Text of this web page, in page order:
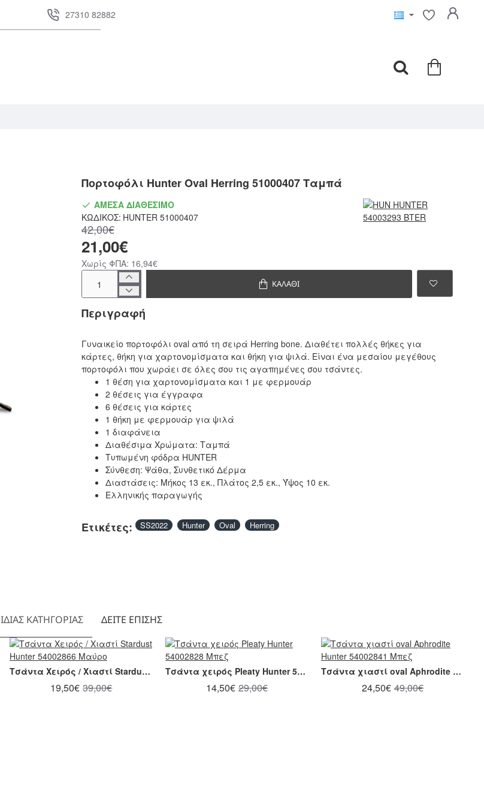
27310 82882
Πορτοφόλι Hunter Oval Herring 51000407 Ταμπά
ΆΜΕΣΑ ΔΙΑΘΈΣΙΜΟ
ΚΩΔΙΚΌΣ: HUNTER 51000407
21,00€
42,00€
Χωρίς ΦΠΑ: 16,94€
ΚΑΛΆΘΙ
Περιγραφή
Γυναικείο πορτοφόλι oval από τη σειρά Herring bone. Διαθέτει πολλές θήκες για
κάρτες, θήκη για χαρτονομίσματα και θήκη για ψιλά. Είναι ένα μεσαίου μεγέθους
πορτοφόλι που χωράει σε όλες σου τις αγαπημένες σου τσάντες.
1 θέση για χαρτονομίσματα και 1 με φερμουάρ
2 θέσεις για έγγραφα
6 θέσεις για κάρτες
1 θήκη με φερμουάρ για ψιλά
1 διαφάνεια
Διαθέσιμα Χρώματα: Ταμπά
Τυπωμένη φόδρα HUNTER
Σύνθεση: Ψάθα, Συνθετικό Δέρμα
Διαστάσεις: Μήκος 13 εκ., Πλάτος 2,5 εκ., Ύψος 10 εκ.
Ελληνικής παραγωγής
Ετικέτες: SS2022 Hunter Oval Herring
ΊΔΙΑΣ ΚΑΤΗΓΟΡΊΑΣ ΔΕΊΤΕ ΕΠΊΣΗΣ
Τσάντα Χειρός / Χιαστί Stardust Hunter 54002866 Μαύρο
19,50€ 39,00€
Τσάντα χειρός Pleaty Hunter 54002828 Μπεζ
14,50€ 29,00€
Τσάντα χιαστί oval Aphrodite Hunter 54002841 Μπεζ
24,50€ 49,00€